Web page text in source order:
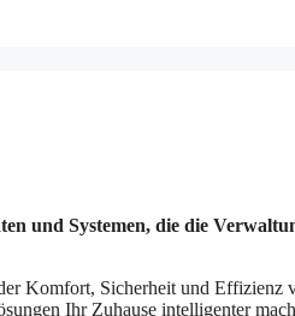
und Systemen, die die
Komfort, Sicherheit und
Ihr Zuhause intelligenter